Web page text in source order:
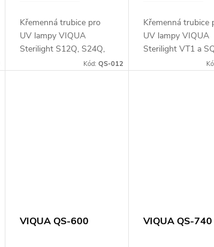
Křemenná trubice pro
UV lampy VIQUA
Sterilight S12Q, S24Q,
Kód: QS-012
Křemenná trubice
UV lampy VIQUA
Sterilight VT1 a
VIQUA QS-600 VIQUA QS-740